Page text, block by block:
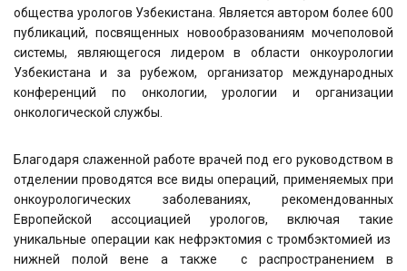
общества урологов Узбекистана. Является автором более 600
публикаций, посвященных новообразованиям мочеполовой
системы, являющегося лидером в области онкоурологии
Узбекистана и за рубежом, организатор международных
конференций по онкологии, урологии и организации
онкологической службы.
Благодаря слаженной работе врачей под его руководством в
отделении проводятся все виды операций, применяемых при
онкоурологических заболеваниях, рекомендованных
Европейской ассоциацией урологов, включая такие
уникальные операции как нефрэктомия с тромбэктомией из
нижней полой вене а также с распространением в